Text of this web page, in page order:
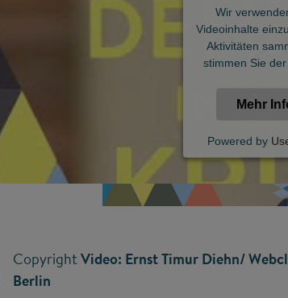
Wir
Videoinhalte
Aktivitäten
stimmen Sie
Mehr
Powered by
CopyrightVideo: Ernst Timur Diehn/
Berlin